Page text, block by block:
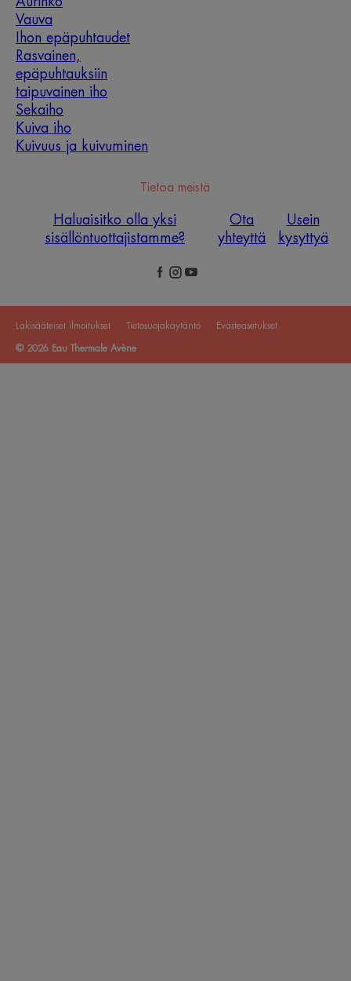
Vauva
Ihon epäpuhtaudet
Rasvainen,
epäpuhtauksiin
taipuvainen iho
Sekaiho
Kuiva iho
Kuivuus ja kuivuminen
Tietoa meistä
Haluaisitko olla yksi
sisällöntuottajistamme?
Ota
yhteyttä
Usein
kysyttyä
Lakisääteiset ilmoitukset Tietosuojakäytäntö Evästeasetukset
© 2026 Eau Thermale Avène